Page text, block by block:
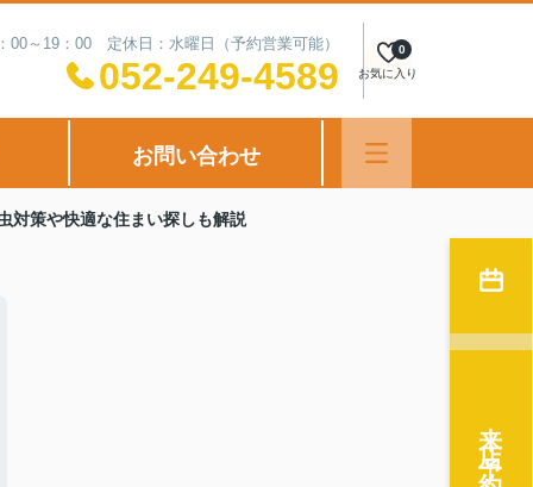
00～19：00 定休日：水曜日（予約営業可能）
052-249-4589 お気に入り
0
お問い合わせ
対策や快適な住まい探しも解説
来店予約